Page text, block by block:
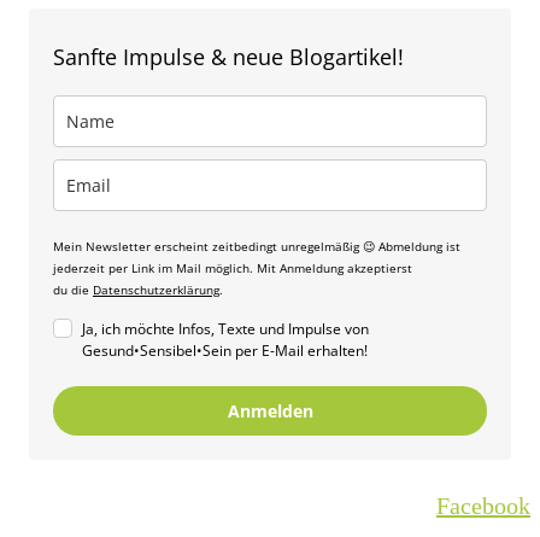
Sanfte Impulse & neue Blogartikel!
Mein Newsletter erscheint zeitbedingt unregelmäßig 😉 Abmeldung ist
jederzeit per Link im Mail möglich. Mit Anmeldung akzeptierst
du die Datenschutzerklärung.
Ja, ich möchte Infos, Texte und Impulse von
Gesund•Sensibel•Sein per E-Mail erhalten!
Anmelden
Facebook